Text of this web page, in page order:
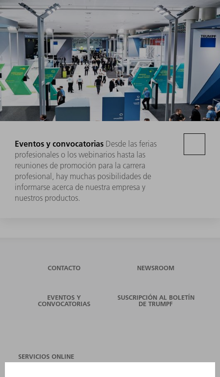
Eventos y convocatorias Desde las ferias
profesionales o los webinarios hasta las
reuniones de promoción para la carrera
profesional, hay muchas posibilidades de
informarse acerca de nuestra empresa y
nuestros productos.
CONTACTO NEWSROOM
EVENTOS Y
CONVOCATORIAS
SUSCRIPCIÓN AL BOLETÍN
DE TRUMPF
SERVICIOS ONLINE